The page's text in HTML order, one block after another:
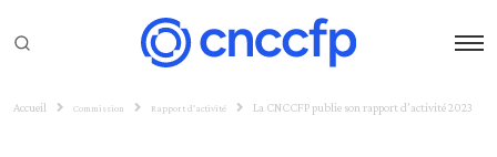
Accueil Commission Rapport d'activité La CNCCFP publie son rapport d’activité 2023